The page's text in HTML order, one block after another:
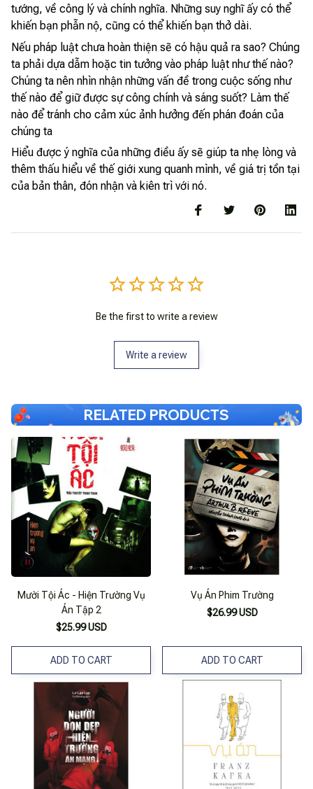
tướng, về công lý và chính nghĩa. Những suy nghĩ ấy có thể
khiến bạn phẫn nộ, cũng có thể khiến bạn thở dài.
Nếu pháp luật chưa hoàn thiện sẽ có hậu quả ra sao? Chúng
ta phải dựa dẫm hoặc tin tưởng vào pháp luật như thế nào?
Chúng ta nên nhìn nhận những vấn đề trong cuộc sống như
thế nào để giữ được sự công chính và sáng suốt? Làm thế
nào để tránh cho cảm xúc ảnh hưởng đến phán đoán của
chúng ta
Hiểu được ý nghĩa của những điều ấy sẽ giúp ta nhẹ lòng và
thêm thấu hiểu về thế giới xung quanh mình, về giá trị tồn tại
của bản thân, đón nhận và kiên trì với nó.
Be the first to write a review
Write a review
RELATED PRODUCTS
Mười Tội Ác - Hiện Trường Vụ
Án Tập 2
$25.99 USD
ADD TO CART
Vụ Án Phim Trường
$26.99 USD
ADD TO CART